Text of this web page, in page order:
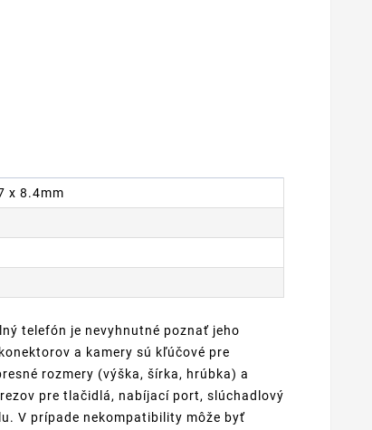
x 8.4mm
telefón je nevyhnutné poznať jeho
a kamery sú kľúčové pre
rozmery (výška, šírka, hrúbka) a
pre tlačidlá, nabíjací port, slúchadlový
V prípade nekompatibility môže byť